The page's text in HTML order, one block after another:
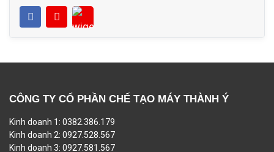
CÔNG TY CỔ PHẦN CHẾ TẠO MÁY THÀNH Ý
Kinh doanh 1: 0382.386.179
Kinh doanh 2: 0927.528.567
Kinh doanh 3: 0927.581.567